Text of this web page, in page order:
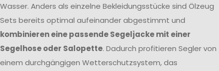
Wasser. Anders als einzelne Bekleidungsstücke sind Ölzeug
Sets bereits optimal aufeinander abgestimmt und
kombinieren eine passende Segeljacke mit einer
Segelhose oder Salopette. Dadurch profitieren Segler von
einem durchgängigen Wetterschutzsystem, das